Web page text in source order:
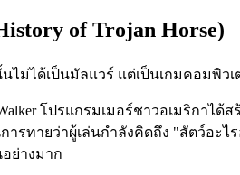
of Trojan Horse)
ไม่ได้เป็นมัลแวร์ แต่เป็นเกมคอมพิวเ
โปรแกรมเมอร์ชาวอเมริกาได้ส
รทายว่าผู้เล่นกำลังคิดถึง "สัตว์อะไ
ย่างมาก